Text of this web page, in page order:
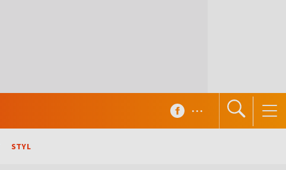
STYL
...